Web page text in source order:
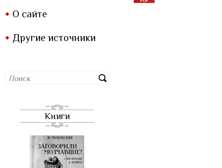
О сайте
Другие источники
Книги